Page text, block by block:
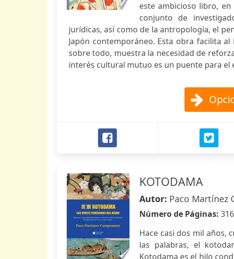
este ambicioso libro,
conjunto de
jurídicas, así como de la antropología, el
Japón contemporáneo. Esta obra facilita
sobre todo, muestra la necesidad de
interés cultural mutuo es un puente para el
KOTODAMA
Autor: Paco Martínez
Número de Páginas: 316
Hace casi dos mil años,
las palabras, el
Kotodama es el hilo